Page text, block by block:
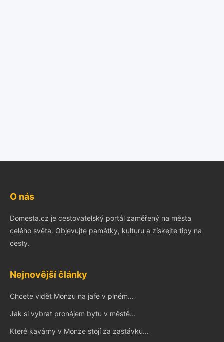
O nás
Domesta.cz je cestovatelský portál zaměřený na města
celého světa. Objevujte památky, kulturu a získejte tipy na
cesty.
Nejnovější články
Chcete vidět Monzu na jaře v plném...
Jak si vybrat pronájem bytu v městě...
Které kavárny v Monze stojí za zastávku...